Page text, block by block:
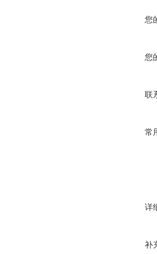
您
您
联
常
详
补